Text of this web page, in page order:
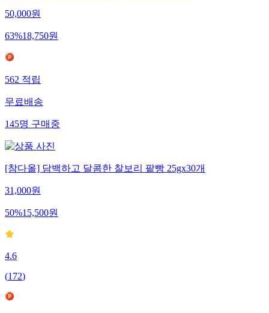
50,000원
63%18,750원
562 적립
무료배송
145명 구매중
[참다올] 담백하고 달콤한 찰보리 팥빵 25gx30개
31,000원
50%15,500원
4.6
(172)